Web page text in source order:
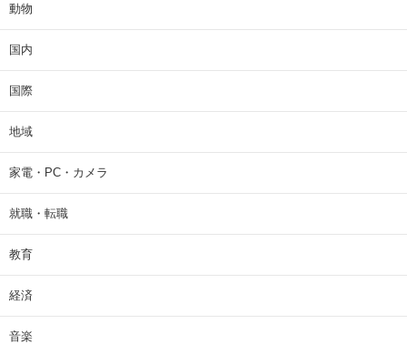
動物
国内
国際
地域
家電・PC・カメラ
就職・転職
教育
経済
音楽